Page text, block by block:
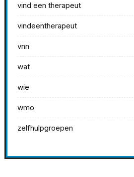
vind een therapeut
vindeentherapeut
vnn
wat
wie
wmo
zelfhulpgroepen